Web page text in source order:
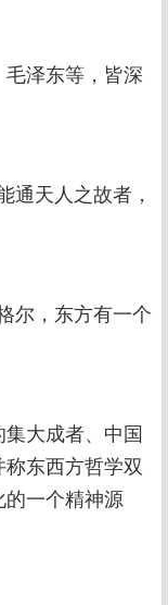
泽东等，皆深
通天人之故者，
尔，东方有一个
大成者、中国
东西方哲学双
的一个精神源